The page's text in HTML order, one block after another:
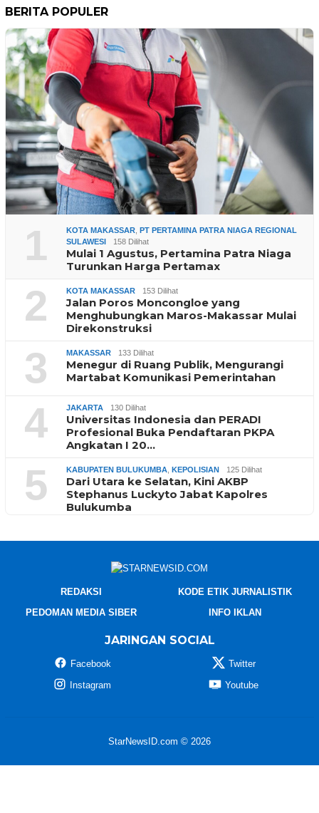
BERITA POPULER
1 KOTA MAKASSAR PT PERTAMINA PATRA NIAGA REGIONAL
SULAWESI
158 Dilihat
Mulai 1 Agustus, Pertamina Patra Niaga
Turunkan Harga Pertamax
2 KOTA MAKASSAR 153 Dilihat
Jalan Poros Moncongloe yang
Menghubungkan Maros-Makassar Mulai
Direkonstruksi
3 MAKASSAR 133 Dilihat
Menegur di Ruang Publik, Mengurangi
Martabat Komunikasi Pemerintahan
4 JAKARTA 130 Dilihat
Universitas Indonesia dan PERADI
Profesional Buka Pendaftaran PKPA
Angkatan I 20…
5 KABUPATEN BULUKUMBA KEPOLISIAN 125 Dilihat
Dari Utara ke Selatan, Kini AKBP
Stephanus Luckyto Jabat Kapolres
Bulukumba
REDAKSI
KODE ETIK JURNALISTIK
PEDOMAN MEDIA SIBER
INFO IKLAN
JARINGAN SOCIAL
Facebook
Twitter
Instagram
Youtube
StarNewsID.com © 2026